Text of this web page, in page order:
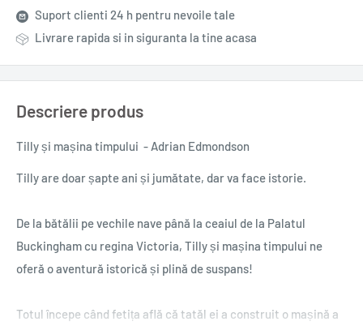
Suport clienti 24 h pentru nevoile tale
Livrare rapida si in siguranta la tine acasa
Descriere produs
Tilly și mașina timpului - Adrian Edmondson
Tilly are doar șapte ani și jumătate, dar va face istorie.
De la bătălii pe vechile nave până la ceaiul de la Palatul
Buckingham cu regina Victoria, Tilly și mașina timpului ne
oferă o aventură istorică și plină de suspans!
Totul începe când fetița află că tatăl ei a construit o mașină a